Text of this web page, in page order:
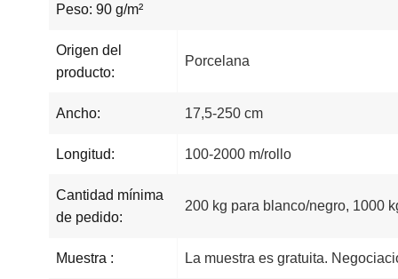
Peso: 90 g/m²
Origen del
producto:
Porcelana
Ancho: 17,5-250 cm
Longitud: 100-2000 m/rollo
Cantidad mínima
de pedido:
200 kg para blanco/negro, 1000
Muestra : La muestra es gratuita.